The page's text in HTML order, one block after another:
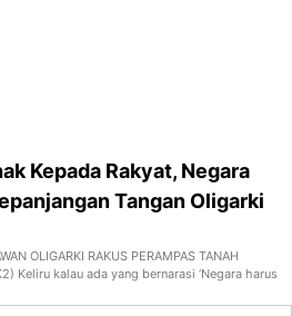
Kepada Rakyat, Negara
Tangan Oligarki
OLIGARKI RAKUS PERAMPAS TANAH
Keliru kalau ada yang bernarasi ‘Negara harus